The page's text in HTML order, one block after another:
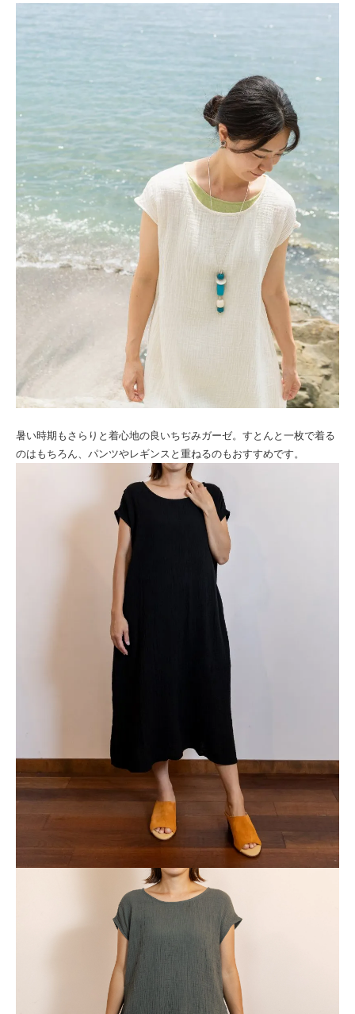
暑い時期もさらりと着心地の良いちぢみガーゼ。すとんと一枚で着る
のはもちろん、パンツやレギンスと重ねるのもおすすめです。